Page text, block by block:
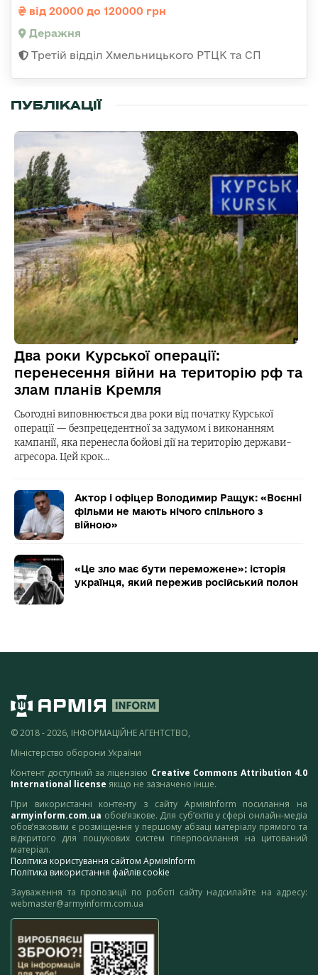
від 20000 до 120000 грн
Деражня
Третій відділ Хмельницького РТЦК та СП
ПУБЛІКАЦІЇ
Два роки Курської операції:
перенесення війни на територію рф та
злам планів Кремля
Сьогодні виповнюється два роки від початку Курської
операції — безпрецедентної за задумом і виконанням
кампанії, яка перенесла бойові дії на територію держави-
агресора. Цей крок…
Актор і офіцер Володимир Ращук: «Воєнні
фільми не мають нічого спільного з
війною»
«Це зло має бути переможене»: історія
українця, який пережив російський полон
© 2018 - 2026, ІНФОРМАЦІЙНЕ АГЕНТСТВО,
Міністерство оборони України
Контент доступний за ліцензією Creative Commons Attribution 4.0
International license якщо не зазначено інше.
При використанні контенту з сайту АрміяInform посилання на
armyinform.com.ua обов’язкове. Для суб’єктів у сфері онлайн-медіа
обов’язковим є розміщення у першому абзаці матеріалу прямого та
відкритого для пошукових систем гіперпосилання на цитований
матеріал.
Політика користування сайтом АрміяInform
Політика використання файлів cookie
Зауваження та пропозиції по роботі сайту надсилайте на адресу:
webmaster@armyinform.com.ua